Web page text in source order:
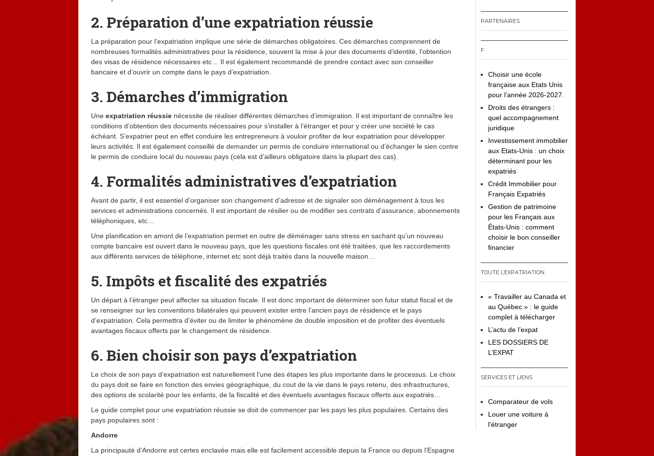
2. Préparation d’une expatriation réussie
La préparation pour l’expatriation implique une série de démarches obligatoires. Ces démarches comprennent de
nombreuses formalités administratives pour la résidence, souvent la mise à jour des documents d’identité, l’obtention
des visas de résidence nécessaires etc… Il est également recommandé de prendre contact avec son conseiller
bancaire et d’ouvrir un compte dans le pays d’expatriation.
3. Démarches d’immigration
Une expatriation réussie nécessite de réaliser différentes démarches d’immigration. Il est important de connaître les
conditions d’obtention des documents nécessaires pour s’installer à l’étranger et pour y créer une société le cas
échéant. S’expatrier peut en effet conduire les entrepreneurs à vouloir profiter de leur expatriation pour développer
leurs activités. Il est également conseillé de demander un permis de conduire international ou d’échanger le sien contre
le permis de conduire local du nouveau pays (cela est d’ailleurs obligatoire dans la plupart des cas).
4. Formalités administratives d’expatriation
Avant de partir, il est essentiel d’organiser son changement d’adresse et de signaler son déménagement à tous les
services et administrations concernés. Il est important de résilier ou de modifier ses contrats d’assurance, abonnements
téléphoniques, etc…
Une planification en amont de l’expatriation permet en outre de déménager sans stress en sachant qu’un nouveau
compte bancaire est ouvert dans le nouveau pays, que les questions fiscales ont été traitées, que les raccordements
aux différents services de téléphone, internet etc sont déjà traités dans la nouvelle maison…
5. Impôts et fiscalité des expatriés
Un départ à l’étranger peut affecter sa situation fiscale. Il est donc important de déterminer son futur statut fiscal et de
se renseigner sur les conventions bilatérales qui peuvent exister entre l’ancien pays de résidence et le pays
d’expatriation. Cela permettra d’éviter ou de limiter le phénomène de double imposition et de profiter des éventuels
avantages fiscaux offerts par le changement de résidence.
6. Bien choisir son pays d’expatriation
Le choix de son pays d’expatriation est naturellement l’une des étapes les plus importante dans le processus. Le choix
du pays doit se faire en fonction des envies géographique, du cout de la vie dans le pays retenu, des infrastructures,
des options de scolarité pour les enfants, de la fiscalité et des éventuels avantages fiscaux offerts aux expatriés…
Le guide complet pour une expatriation réussie se doit de commencer par les pays les plus populaires. Certains des
pays populaires sont :
Andorre
La principauté d’Andorre est certes enclavée mais elle est facilement accessible depuis la France ou depuis l’Espagne
PARTENAIRES
F
Choisir une école
française aux Etats Unis
pour l’année 2026-2027.
Droits des étrangers :
quel accompagnement
juridique
Investissement immobilier
aux Etats-Unis : un choix
déterminant pour les
expatriés
Crédit Immobilier pour
Français Expatriés
Gestion de patrimoine
pour les Français aux
États-Unis : comment
choisir le bon conseiller
financier
TOUTE L’EXPATRIATION
« Travailler au Canada et
au Québec » : le guide
complet à télécharger
L’actu de l’expat
LES DOSSIERS DE
L’EXPAT
SERVICES ET LIENS
Comparateur de vols
Louer une voiture à
l'étranger